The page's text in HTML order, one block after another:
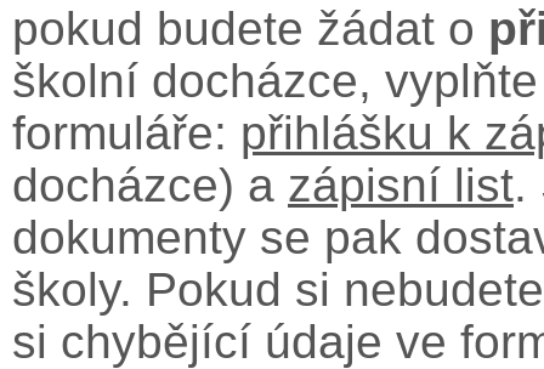
pokud budete žádat o
školní docházce,
formuláře: přihlášku k
docházce) a zápisní list.
dokumenty se pak
školy. Pokud si
si chybějící údaje ve